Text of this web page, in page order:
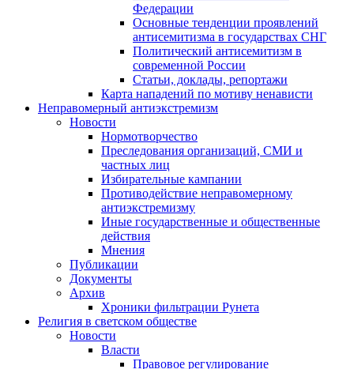
Федерации
Основные тенденции проявлений
антисемитизма в государствах СНГ
Политический антисемитизм в
современной России
Статьи, доклады, репортажи
Карта нападений по мотиву ненависти
Неправомерный антиэкстремизм
Новости
Нормотворчество
Преследования организаций, СМИ и
частных лиц
Избирательные кампании
Противодействие неправомерному
антиэкстремизму
Иные государственные и общественные
действия
Мнения
Публикации
Документы
Архив
Хроники фильтрации Рунета
Религия в светском обществе
Новости
Власти
Правовое регулирование